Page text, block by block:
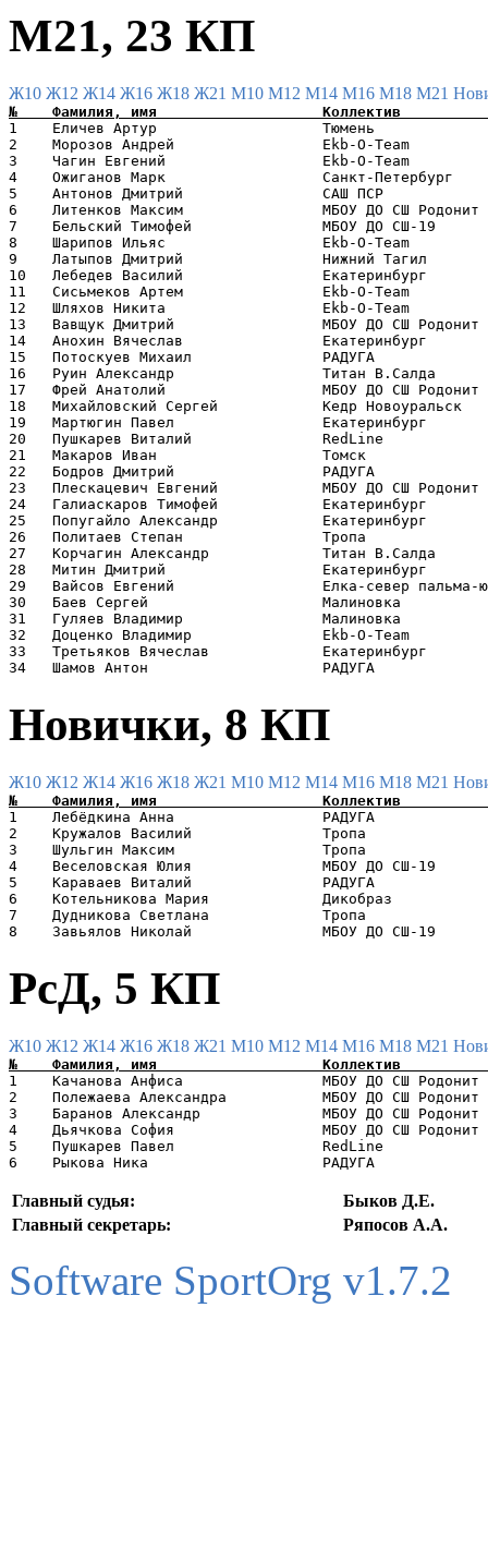
М21, 23 КП
Ж10 Ж12 Ж14 Ж16 Ж18 Ж21 М10 М12 М14 М16 М18 М21
1    Еличев Артур                   Тюмень
2    Морозов Андрей                 Ekb-O-Team
3    Чагин Евгений                  Ekb-O-Team
4    Ожиганов Марк                  Санкт-
5    Антонов Дмитрий                САШ ПСР
6    Литенков Максим                МБОУ ДО СШ
7    Бельский Тимофей               МБОУ ДО СШ-
8    Шарипов Ильяс                  Ekb-O-Team
9    Латыпов Дмитрий                Нижний
10   Лебедев Василий
11   Сисьмеков Артем                Ekb-O-Team
12   Шляхов Никита                  Ekb-O-Team
13   Вавщук Дмитрий                 МБОУ ДО СШ
14   Анохин Вячеслав
15   Потоскуев Михаил               РАДУГА
16   Руин Александр                 Титан
17   Фрей Анатолий                  МБОУ ДО СШ
18   Михайловский Сергей            Кедр
19   Мартюгин Павел
20   Пушкарев Виталий               RedLine
21   Макаров Иван                   Томск
22   Бодров Дмитрий                 РАДУГА
23   Плескацевич Евгений            МБОУ ДО СШ
24   Галиаскаров Тимофей
25   Попугайло Александр
26   Политаев Степан                Тропа
27   Корчагин Александр             Титан
28   Митин Дмитрий
29   Вайсов Евгений                 Елка-
30   Баев Сергей
31   Гуляев Владимир
32   Доценко Владимир               Ekb-
33   Третьяков Вячеслав
Новички, 8 КП
Ж10 Ж12 Ж14 Ж16 Ж18 Ж21 М10 М12 М14 М16 М18 М21
1    Лебёдкина Анна                 РАДУГА
2    Кружалов Василий               Тропа
3    Шульгин Максим                 Тропа
4    Веселовская Юлия               МБОУ ДО СШ-
5    Караваев Виталий               РАДУГА
6    Котельникова Мария             Дикобраз
7    Дудникова Светлана
РсД, 5 КП
Ж10 Ж12 Ж14 Ж16 Ж18 Ж21 М10 М12 М14 М16 М18 М21
1    Качанова Анфиса                МБОУ ДО СШ
2    Полежаева Александра           МБОУ ДО СШ
3    Баранов Александр              МБОУ ДО СШ
4    Дьячкова София                 МБОУ ДО СШ
5    Пушкарев Павел                 RedLine
Главный судья:
Быков Д.Е.
Главный секретарь:
Ряпосов А.А.
Software SportOrg v1.7.2